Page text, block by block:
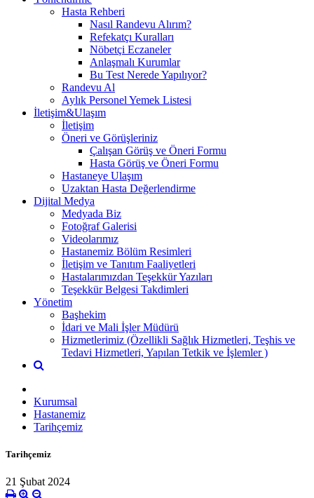
Hasta Rehberi
Nasıl Randevu Alırım?
Refekatçı Kuralları
Nöbetçi Eczaneler
Anlaşmalı Kurumlar
Bu Test Nerede Yapılıyor?
Randevu Al
Aylık Personel Yemek Listesi
İletişim&Ulaşım
İletişim
Öneri ve Görüşleriniz
Çalışan Görüş ve Öneri Formu
Hasta Görüş ve Öneri Formu
Hastaneye Ulaşım
Uzaktan Hasta Değerlendirme
Dijital Medya
Medyada Biz
Fotoğraf Galerisi
Videolarımız
Hastanemiz Bölüm Resimleri
İletişim ve Tanıtım Faaliyetleri
Hastalarımızdan Teşekkür Yazıları
Teşekkür Belgesi Takdimleri
Yönetim
Başhekim
İdari ve Mali İşler Müdürü
Hizmetlerimiz (Özellikli Sağlık Hizmetleri, Teşhis ve
Tedavi Hizmetleri, Yapılan Tetkik ve İşlemler )
Kurumsal
Hastanemiz
Tarihçemiz
Tarihçemiz
21 Şubat 2024